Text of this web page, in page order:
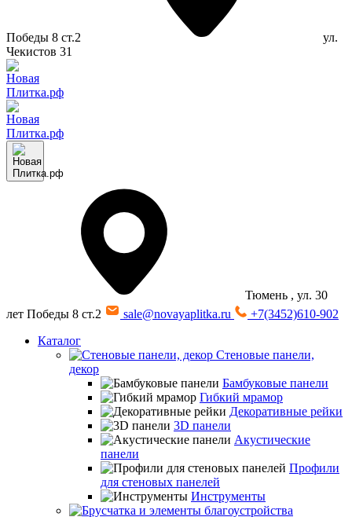
Победы 8 ст.2
ул.
Чекистов 31
Тюмень , ул. 30
лет Победы 8 ст.2
sale@novayaplitka.ru
+7(3452)610-902
Каталог
Стеновые панели,
декор
Бамбуковые панели
Гибкий мрамор
Декоративные рейки
3D панели
Акустические
панели
Профили
для стеновых панелей
Инструменты